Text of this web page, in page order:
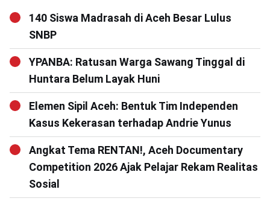
140 Siswa Madrasah di Aceh Besar Lulus
SNBP
YPANBA: Ratusan Warga Sawang Tinggal di
Huntara Belum Layak Huni
Elemen Sipil Aceh: Bentuk Tim Independen
Kasus Kekerasan terhadap Andrie Yunus
Angkat Tema RENTAN!, Aceh Documentary
Competition 2026 Ajak Pelajar Rekam Realitas
Sosial